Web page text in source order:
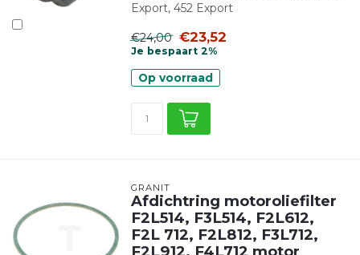
Export, 452 Export
€24,00 €23,52
Je bespaart 2%
Op voorraad
GRANIT
Afdichtring motoroliefilter
F2L514, F3L514, F2L612,
F2L 712, F2L812, F3L712,